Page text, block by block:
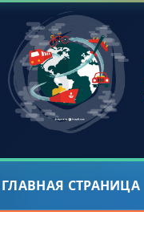
ГЛАВНАЯ СТРАНИЦА